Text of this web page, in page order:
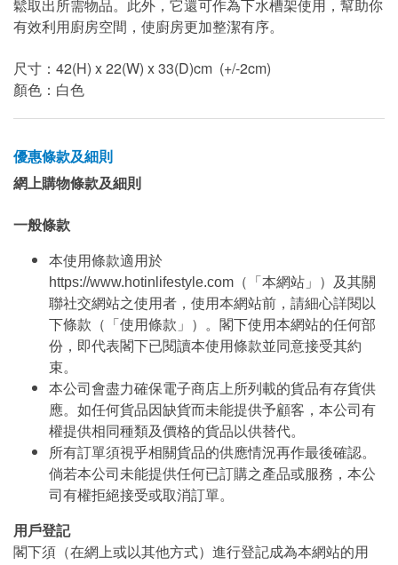
鬆取出所需物品。此外，它還可作為下水槽架使用，幫助你
有效利用廚房空間，使廚房更加整潔有序。
尺寸：42(H) x 22(W) x 33(D)cm (+/-2cm)
顏色：白色
優惠條款及細則
網上購物條款及細則
一般條款
本使用條款適用於
https://www.hotinlifestyle.com（「本網站」）及其關
聯社交網站之使用者，使用本網站前，請細心詳閱以
下條款（「使用條款」）。閣下使用本網站的任何部
份，即代表閣下已閱讀本使用條款並同意接受其約
束。
本公司會盡力確保電子商店上所列載的貨品有存貨供
應。如任何貨品因缺貨而未能提供予顧客，本公司有
權提供相同種類及價格的貨品以供替代。
所有訂單須視乎相關貨品的供應情況再作最後確認。
倘若本公司未能提供任何已訂購之產品或服務，本公
司有權拒絕接受或取消訂單。
用戶登記
閣下須（在網上或以其他方式）進行登記成為本網站的用